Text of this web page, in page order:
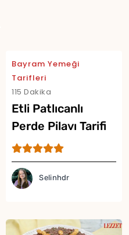
Bayram Yemeği
Tarifleri
115 Dakika
Etli Patlıcanlı
Perde Pilavı Tarifi
Selinhdr